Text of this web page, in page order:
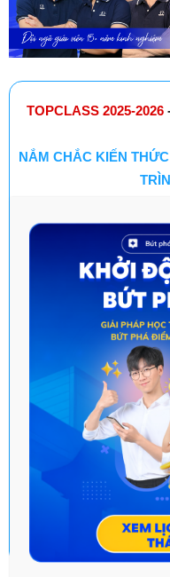
TOPCLASS 2025-2026
NẮM CHẮC KIẾN
RÈN LUYỆN KỸ
QUYẾT VẤN ĐỀ
ĐA DẠNG HÌNH
TOP THẦY CÔ
TRIỂN TOÀN DIỆN
DỊCH VỤ HỖ TRỢ
TRÌNH HỌC TẬP
Ưu đãi đặt chỗ sớm -
đăng ký trong tháng này!
HỌC THỬ MIỄN